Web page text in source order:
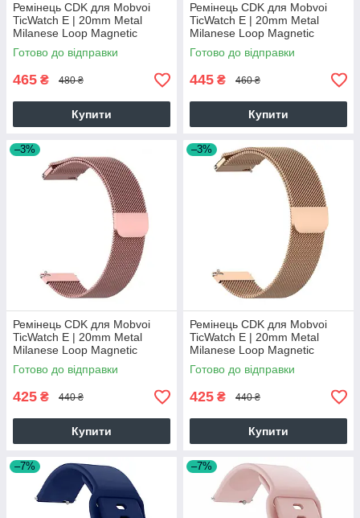
Ремінець CDK для Mobvoi
TicWatch E | 20mm Metal
Milanese Loop Magnetic
(09649) (silver)
Готово до відправки
465 ₴ 480 ₴
Купити
Ремінець CDK для Mobvoi
TicWatch E | 20mm Metal
Milanese Loop Magnetic
(09649) (black)
Готово до відправки
445 ₴ 460 ₴
Купити
–3%
Ремінець CDK для Mobvoi
TicWatch E | 20mm Metal
Milanese Loop Magnetic
(09649) (pink rose)
Готово до відправки
425 ₴ 440 ₴
Купити
–3%
Ремінець CDK для Mobvoi
TicWatch E | 20mm Metal
Milanese Loop Magnetic
(09649) (rose gold)
Готово до відправки
425 ₴ 440 ₴
Купити
–7% –7%